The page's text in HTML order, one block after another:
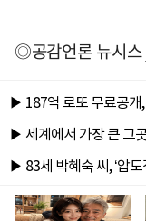
◎공감언론 뉴시스